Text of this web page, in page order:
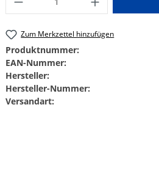
Zum Merkzettel hinzufügen
Produktnummer:
EAN-Nummer:
Hersteller:
Hersteller-Nummer:
Versandart: